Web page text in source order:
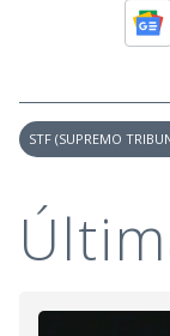
STF (SUPREMO